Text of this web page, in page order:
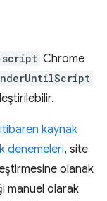
script Chrome
kaynak
denemeleri, site
olanak
manuel olarak